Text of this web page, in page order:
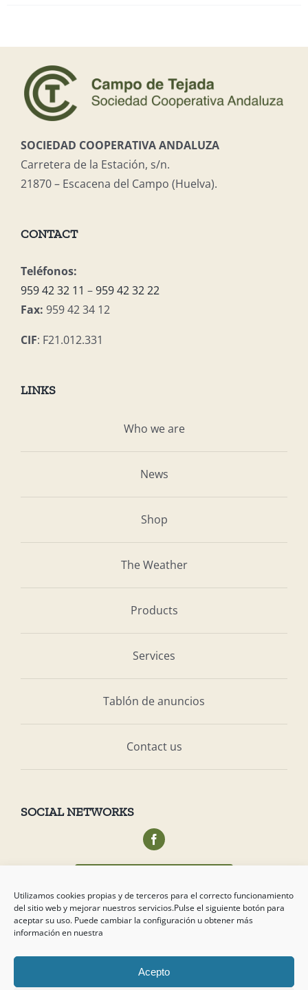
Utilizamos cookies propias y de terceros para el correcto funcionamiento
del sitio web y mejorar nuestros servicios.Pulse el siguiente botón para
aceptar su uso. Puede cambiar la configuración u obtener más
información en nuestra
Acepto
SOCIEDAD COOPERATIVA ANDALUZA
Carretera de la Estación, s/n.
21870 – Escacena del Campo (Huelva).
CONTACT
Teléfonos:
959 42 32 11 –959 42 32 22
Fax: 959 42 34 12
CIF: F21.012.331
LINKS
Who we are
News
Shop
The Weather
Products
Services
Tablón de anuncios
Contact us
SOCIAL NETWORKS
2026 Campo de Tejada